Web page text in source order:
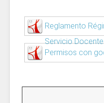
Reglamento
Servicio Docente
Permisos con